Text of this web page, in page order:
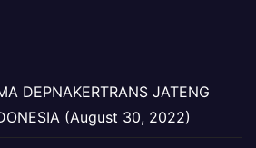
DEPNAKERTRANS JATENG
(August 30, 2022)